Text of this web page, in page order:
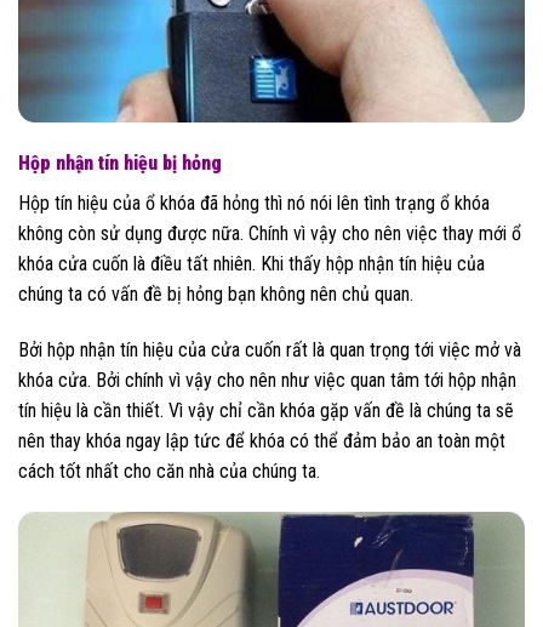
Hộp nhận tín hiệu bị hỏng
Hộp tín hiệu của ổ khóa đã hỏng thì nó nói lên tình trạng ổ khóa
không còn sử dụng được nữa. Chính vì vậy cho nên việc thay mới ổ
khóa cửa cuốn là điều tất nhiên. Khi thấy hộp nhận tín hiệu của
chúng ta có vấn đề bị hỏng bạn không nên chủ quan.
Bởi hộp nhận tín hiệu của cửa cuốn rất là quan trọng tới việc mở và
khóa cửa. Bởi chính vì vậy cho nên như việc quan tâm tới hộp nhận
tín hiệu là cần thiết. Vì vậy chỉ cần khóa gặp vấn đề là chúng ta sẽ
nên thay khóa ngay lập tức để khóa có thể đảm bảo an toàn một
cách tốt nhất cho căn nhà của chúng ta.